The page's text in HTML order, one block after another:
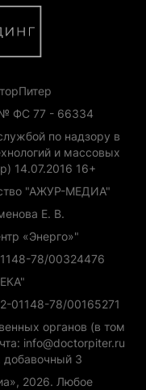
ФС 77 - 66334
по надзору в
и массовых
14.07.2016 16+
"АЖУР-МЕДИА"
Е. В.
«Энерго»"
78/00324476
01148-78/00165271
органов (в том
info@doctorpiter.ru
добавочный 3
2026. Любое